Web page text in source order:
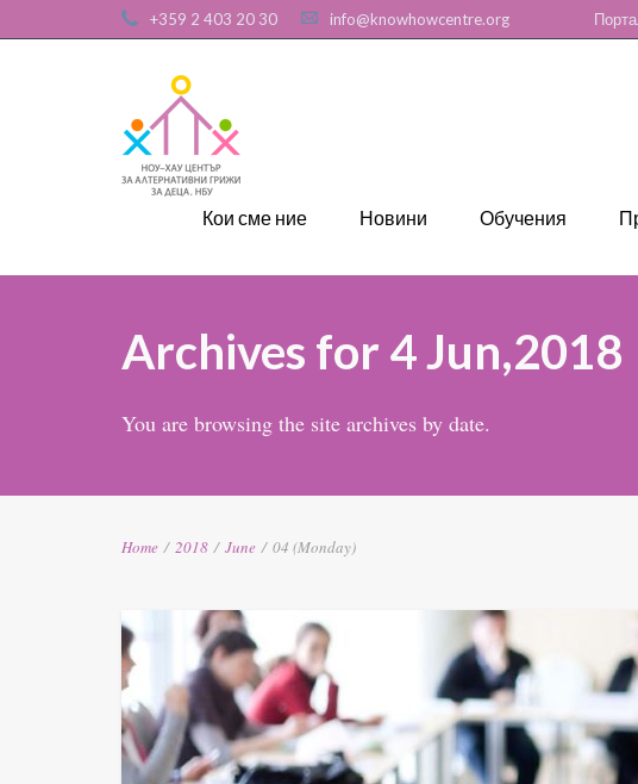
+359 2 403 20 30 info@knowhowcentre.org
Кои сме ние Новини Обучения
Archives for 4 Jun,2018
You are browsing the site archives by date.
Home / 2018 / June / 04 (Monday)